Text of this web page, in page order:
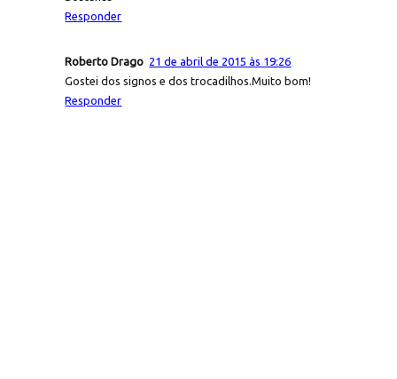
Responder
Roberto Drago 21 de abril de 2015 às 19:26
Gostei dos signos e dos trocadilhos.Muito bom!
Responder